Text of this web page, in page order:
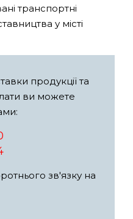
транспортні
у місті
продукції та
ви можете
зв'язку на